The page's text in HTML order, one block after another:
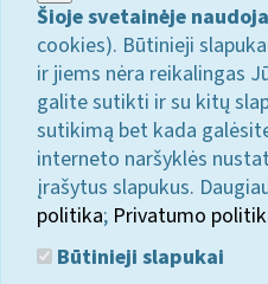
Šioje svetainėje
cookies). Būtinieji
ir jiems nėra reikalingas
galite sutikti ir su kitų
sutikimą bet kada
interneto naršyklės
įrašytus slapukus.
politika; Privatumo
Būtinieji slapukai